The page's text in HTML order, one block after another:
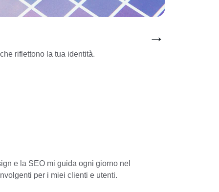
riflettono la tua identità.
→
e la SEO mi guida ogni giorno nel
per i miei clienti e utenti.